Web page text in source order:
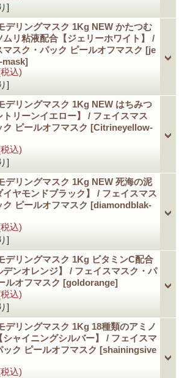
]
デリングマスク 1Kg NEW かたつむ
ムリ粘液配合【ジェリーホワイト】 /
マスク・パック ピールオフマスク [je
mask]
込)
]
デリングマスク 1Kg NEW はちみつ
トリーンイエロー】 / フェイスマス
ク ピールオフマスク [Citrineyellow-
込)
]
デリングマスク 1Kg NEW 死海の泥
イヤモンドブラック】 / フェイスマス
ク ピールオフマスク [diamondblak-
込)
]
デリングマスク 1Kg ビタミンC配合
デンオレンジ】 / フェイスマスク・パ
ルオフマスク [goldorange]
込)
]
デリングマスク 1Kg 18種類のアミノ
シャイニングシルバー】 / フェイスマ
ック ピールオフマスク [shainingsive
込)